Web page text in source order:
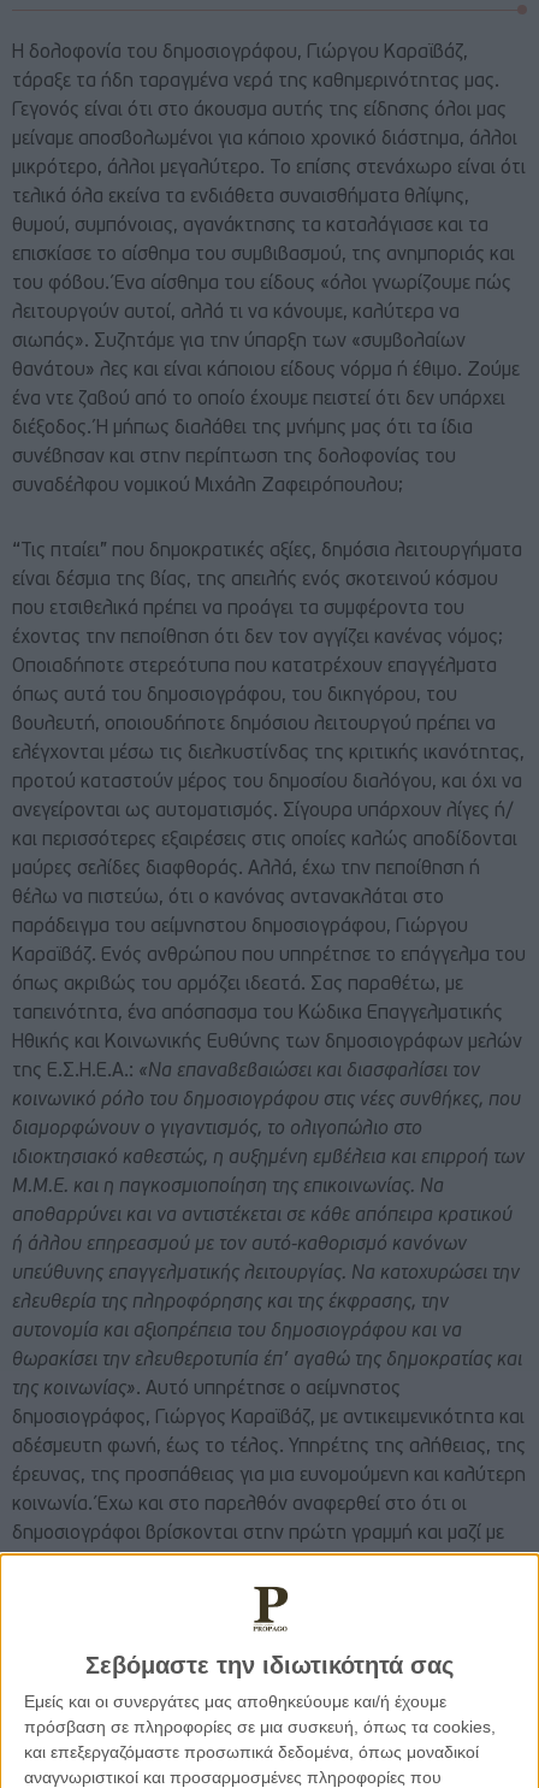
Σεβόμαστε την ιδιωτικότητά σας
Εμείς και οι συνεργάτες μας αποθηκεύουμε και/ή έχουμε
πρόσβαση σε πληροφορίες σε μια συσκευή, όπως τα cookies,
και επεξεργαζόμαστε προσωπικά δεδομένα, όπως μοναδικοί
αναγνωριστικοί και προσαρμοσμένες πληροφορίες που
Η δολοφονία του δημοσιογράφου, Γιώργου Καραϊβάζ,
τάραξε τα ήδη ταραγμένα νερά της καθημερινότητας μας.
Γεγονός είναι ότι στο άκουσμα αυτής της είδησης όλοι μας
μείναμε αποσβολωμένοι για κάποιο χρονικό διάστημα, άλλοι
μικρότερο, άλλοι μεγαλύτερο. Το επίσης στενάχωρο είναι ότι
τελικά όλα εκείνα τα ενδιάθετα συναισθήματα θλίψης,
θυμού, συμπόνοιας, αγανάκτησης τα καταλάγιασε και τα
επισκίασε το αίσθημα του συμβιβασμού, της ανημποριάς και
του φόβου. Ένα αίσθημα του είδους «όλοι γνωρίζουμε πώς
λειτουργούν αυτοί, αλλά τι να κάνουμε, καλύτερα να
σιωπάς». Συζητάμε για την ύπαρξη των «συμβολαίων
θανάτου» λες και είναι κάποιου είδους νόρμα ή έθιμο. Ζούμε
ένα ντε ζαβού από το οποίο έχουμε πειστεί ότι δεν υπάρχει
διέξοδος. Ή μήπως διαλάθει της μνήμης μας ότι τα ίδια
συνέβησαν και στην περίπτωση της δολοφονίας του
συναδέλφου νομικού Μιχάλη Ζαφειρόπουλου;
“Τις πταίει” που δημοκρατικές αξίες, δημόσια λειτουργήματα
είναι δέσμια της βίας, της απειλής ενός σκοτεινού κόσμου
που ετσιθελικά πρέπει να προάγει τα συμφέροντα του
έχοντας την πεποίθηση ότι δεν τον αγγίζει κανένας νόμος;
Οποιαδήποτε στερεότυπα που κατατρέχουν επαγγέλματα
όπως αυτά του δημοσιογράφου, του δικηγόρου, του
βουλευτή, οποιουδήποτε δημόσιου λειτουργού πρέπει να
ελέγχονται μέσω τις διελκυστίνδας της κριτικής ικανότητας,
προτού καταστούν μέρος του δημοσίου διαλόγου, και όχι να
ανεγείρονται ως αυτοματισμός. Σίγουρα υπάρχουν λίγες ή/
και περισσότερες εξαιρέσεις στις οποίες καλώς αποδίδονται
μαύρες σελίδες διαφθοράς. Αλλά, έχω την πεποίθηση ή
θέλω να πιστεύω, ότι ο κανόνας αντανακλάται στο
παράδειγμα του αείμνηστου δημοσιογράφου, Γιώργου
Καραϊβάζ. Ενός ανθρώπου που υπηρέτησε το επάγγελμα του
όπως ακριβώς του αρμόζει ιδεατά. Σας παραθέτω, με
ταπεινότητα, ένα απόσπασμα του Κώδικα Επαγγελματικής
Ηθικής και Κοινωνικής Ευθύνης των δημοσιογράφων μελών
της Ε.Σ.Η.Ε.Α.: «Να επαναβεβαιώσει και διασφαλίσει τον
κοινωνικό ρόλο του δημοσιογράφου στις νέες συνθήκες, που
διαμορφώνουν ο γιγαντισμός, το ολιγοπώλιο στο
ιδιοκτησιακό καθεστώς, η αυξημένη εμβέλεια και επιρροή των
Μ.Μ.Ε. και η παγκοσμιοποίηση της επικοινωνίας. Να
αποθαρρύνει και να αντιστέκεται σε κάθε απόπειρα κρατικού
ή άλλου επηρεασμού με τον αυτό-καθορισμό κανόνων
υπεύθυνης επαγγελματικής λειτουργίας. Να κατοχυρώσει την
ελευθερία της πληροφόρησης και της έκφρασης, την
αυτονομία και αξιοπρέπεια του δημοσιογράφου και να
θωρακίσει την ελευθεροτυπία έπ’ αγαθώ της δημοκρατίας και
της κοινωνίας». Αυτό υπηρέτησε ο αείμνηστος
δημοσιογράφος, Γιώργος Καραϊβάζ, με αντικειμενικότητα και
αδέσμευτη φωνή, έως το τέλος. Υπηρέτης της αλήθειας, της
έρευνας, της προσπάθειας για μια ευνομούμενη και καλύτερη
κοινωνία. Έχω και στο παρελθόν αναφερθεί στο ότι οι
δημοσιογράφοι βρίσκονται στην πρώτη γραμμή και μαζί με
απαραίτητους αρωγούς της δικαστικής και εκτελεστικής
καταπολεμηθούν στην ρίζα τους. Να ερευνάται όχι μόνο το
εκτελεστικό κομμάτι τέτοιων υποθέσεων, αλλά και το ποιος/
οι είναι ο/οι ιθύνων/οντες νους/νόες ο οποίος οπλίζει το